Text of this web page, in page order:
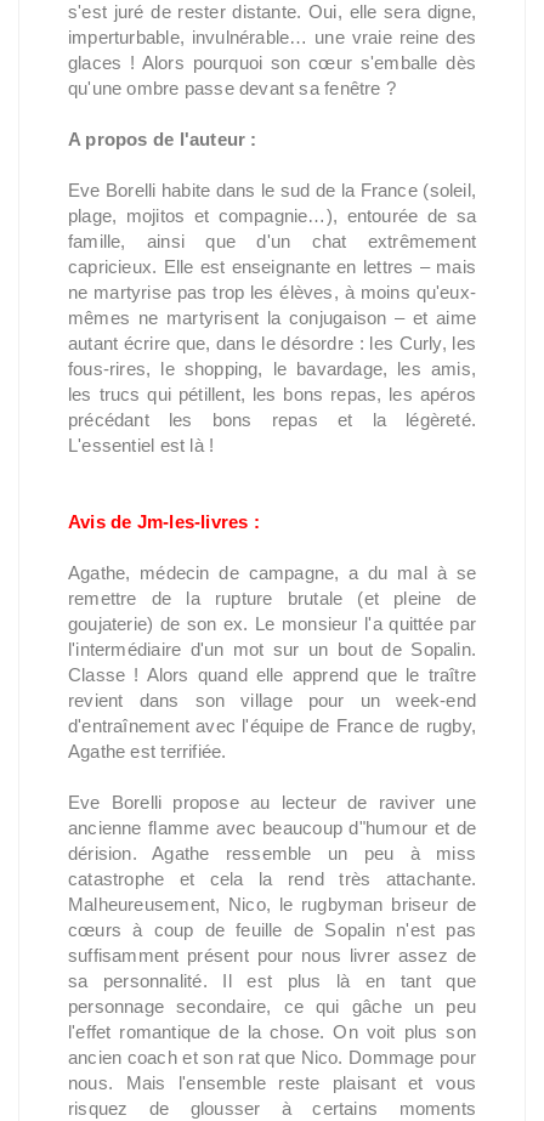
s'est juré de rester distante. Oui, elle sera digne,
imperturbable, invulnérable… une vraie reine des
glaces ! Alors pourquoi son cœur s'emballe dès
qu'une ombre passe devant sa fenêtre ?
A propos de l'auteur :
Eve Borelli habite dans le sud de la France (soleil,
plage, mojitos et compagnie…), entourée de sa
famille, ainsi que d'un chat extrêmement
capricieux. Elle est enseignante en lettres – mais
ne martyrise pas trop les élèves, à moins qu'eux-
mêmes ne martyrisent la conjugaison – et aime
autant écrire que, dans le désordre : les Curly, les
fous-rires, le shopping, le bavardage, les amis,
les trucs qui pétillent, les bons repas, les apéros
précédant les bons repas et la légèreté.
L'essentiel est là !
Avis de Jm-les-livres :
Agathe, médecin de campagne, a du mal à se
remettre de la rupture brutale (et pleine de
goujaterie) de son ex. Le monsieur l'a quittée par
l'intermédiaire d'un mot sur un bout de Sopalin.
Classe ! Alors quand elle apprend que le traître
revient dans son village pour un week-end
d'entraînement avec l'équipe de France de rugby,
Agathe est terrifiée.
Eve Borelli propose au lecteur de raviver une
ancienne flamme avec beaucoup d"humour et de
dérision. Agathe ressemble un peu à miss
catastrophe et cela la rend très attachante.
Malheureusement, Nico, le rugbyman briseur de
cœurs à coup de feuille de Sopalin n'est pas
suffisamment présent pour nous livrer assez de
sa personnalité. Il est plus là en tant que
personnage secondaire, ce qui gâche un peu
l'effet romantique de la chose. On voit plus son
ancien coach et son rat que Nico. Dommage pour
nous. Mais l'ensemble reste plaisant et vous
risquez de glousser à certains moments